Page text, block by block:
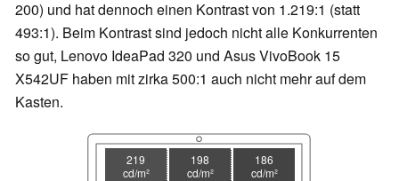
200) und hat dennoch einen Kontrast von 1.219:1 (statt
493:1). Beim Kontrast sind jedoch nicht alle Konkurrenten
so gut, Lenovo IdeaPad 320 und Asus VivoBook 15
X542UF haben mit zirka 500:1 auch nicht mehr auf dem
Kasten.
219
cd/m²
198
cd/m²
186
cd/m²